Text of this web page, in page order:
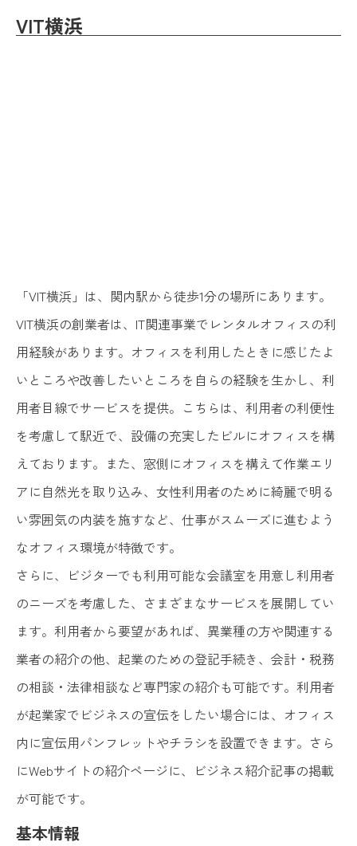
VIT横浜
「VIT横浜」は、関内駅から徒歩1分の場所にあります。
VIT横浜の創業者は、IT関連事業でレンタルオフィスの利
用経験があります。オフィスを利用したときに感じたよ
いところや改善したいところを自らの経験を生かし、利
用者目線でサービスを提供。こちらは、利用者の利便性
を考慮して駅近で、設備の充実したビルにオフィスを構
えております。また、窓側にオフィスを構えて作業エリ
アに自然光を取り込み、女性利用者のために綺麗で明る
い雰囲気の内装を施すなど、仕事がスムーズに進むよう
なオフィス環境が特徴です。
さらに、ビジターでも利用可能な会議室を用意し利用者
のニーズを考慮した、さまざまなサービスを展開してい
ます。利用者から要望があれば、異業種の方や関連する
業者の紹介の他、起業のための登記手続き、会計・税務
の相談・法律相談など専門家の紹介も可能です。利用者
が起業家でビジネスの宣伝をしたい場合には、オフィス
内に宣伝用パンフレットやチラシを設置できます。さら
にWebサイトの紹介ページに、ビジネス紹介記事の掲載
が可能です。
基本情報